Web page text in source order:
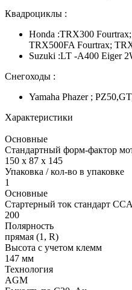
Квадроциклы :
Honda :TRX300
TRX500FA Fourtrax;
Suzuki :LT -A400 Eiger
Снегоходы :
Yamaha Phazer ;
Характеристики
Основные
Стандартный форм-фактор
150 x 87 x 145
Упаковка / кол-во в упаковке
1
Основные
Стартерный ток стандарт
200
Полярность
прямая (1, R)
Высота с учетом клемм
147 мм
Технология
AGM